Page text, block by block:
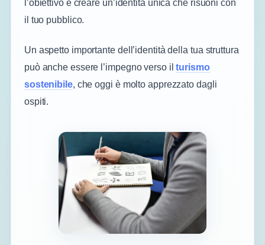
l’obiettivo è creare un’identità unica che risuoni con
il tuo pubblico.
Un aspetto importante dell’identità della tua struttura
può anche essere l’impegno verso ilturismo
sostenibile, che oggi è molto apprezzato dagli
ospiti.